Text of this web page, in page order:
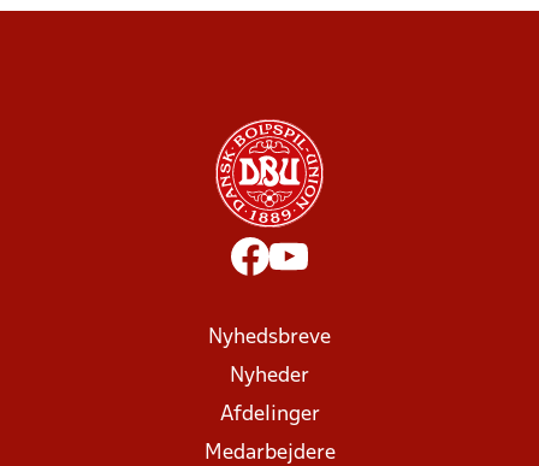
Nyhedsbreve
Nyheder
Afdelinger
Medarbejdere